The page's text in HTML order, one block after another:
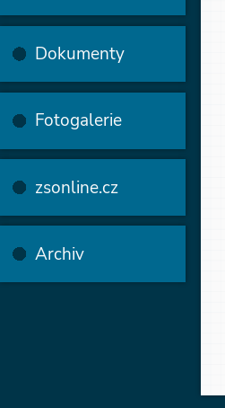
Dokumenty
Fotogalerie
zsonline.cz
Archiv